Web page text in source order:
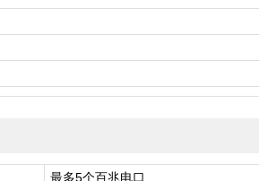
最多5个百兆电口